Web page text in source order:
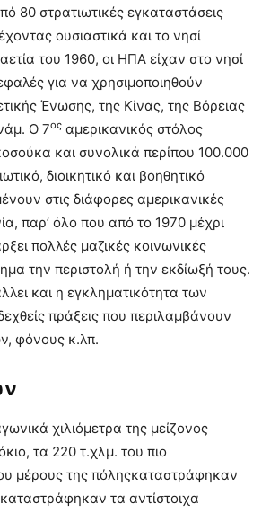
80 στρατιωτικές εγκαταστάσεις
ουσιαστικά και το νησί
του 1960, οι ΗΠΑ είχαν στο νησί
για να χρησιμοποιηθούν
Ένωσης, της Κίνας, της Βόρειας
Ο 7ος αμερικανικός στόλος
και συνολικά περίπου 100.000
διοικητικό και βοηθητικό
στις διάφορες αμερικανικές
παρ’ όλο που από το 1970 μέχρι
πολλές μαζικές κοινωνικές
την περιστολή ή την εκδίωξή τους.
και η εγκληματικότητα των
πράξεις που περιλαμβάνουν
φόνους κ.λπ.
χιλιόμετρα της μείζονος
τα 220 τ.χλμ. του πιο
μέρους της πόληςκαταστράφηκαν
τα αντίστοιχα